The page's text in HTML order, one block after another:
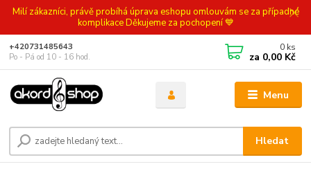
Milí zákazníci, právě probíhá úprava eshopu omlouvám se za případné
komplikace Děkujeme za pochopení 💙
Menu
Hledat
+420731485643
Po - Pá od 10 - 16 hod.
0 ks
za 0,00 Kč